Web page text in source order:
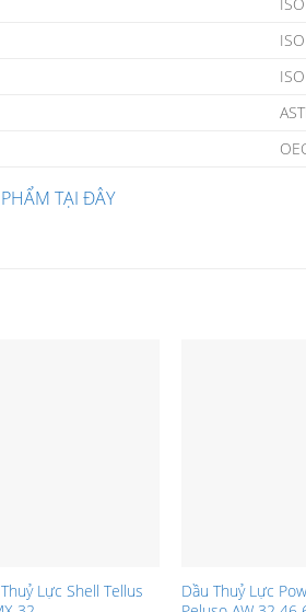
TẠI ĐÂY
Lực Shell Tellus
Dầu Thuỷ Lực